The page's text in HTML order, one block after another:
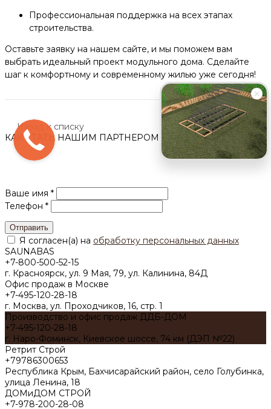
Профессиональная поддержка на всех этапах
строительства.
Оставьте заявку на нашем сайте, и мы поможем вам
выбрать идеальный проект модульного дома. Сделайте
шаг к комфортному и современному жилью уже сегодня!
Назад к списку
КАК СТАТЬ НАШИМ ПАРТНЕРОМ
Мы перезвоним Вам с номера+7-495-120-28-
Ваше имя *
Телефон *
Отправить
Я согласен(а) на обработку персональных данных
SAUNABAS
+7-800-500-52-15
г. Красноярск, ул. 9 Мая, 79, ул. Калинина, 84Д
Офис продаж в Москве
+7-495-120-28-18
г. Москва, ул. Проходчиков, 16, стр. 1
Производство и офис продаж ДДБ-ДОМ
+7-495-120-28-18
г. Наро-Фоминск, Киевское шоссе, 74 км (ДЭП №22)
Ретрит Строй
+79786300653
Республика Крым, Бахчисарайский район, село Голубинка,
улица Ленина, 18
ДОМиДОМ СТРОЙ
+7-978-200-28-08